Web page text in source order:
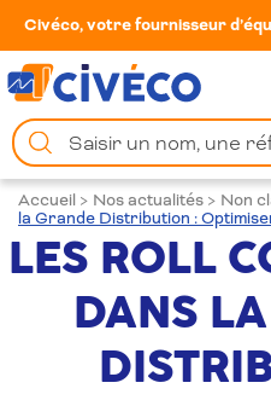
Civéco, votre fournisseur
Chercher
un
produit
Accueil > Nos actualités > Non
la Grande Distribution :
LES ROLL
DANS